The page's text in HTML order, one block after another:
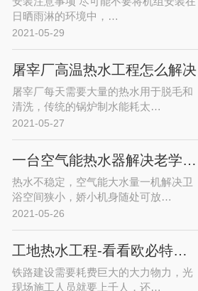
日晒雨淋的环境中，…
2021-05-29
屠宰厂高温热水工程怎么解决
屠宰厂每天需要大量的热水用于脱毛和
清洗，传统的锅炉制水能耗太…
2021-05-27
一台空气能热水器解决老学区房热水…
热水不稳定，空气能大水量一机解决卫
浴空间狭小，娇小机身随处可放…
2021-05-26
工地热水工程-看看欧必特空气能热…
铁路建设需要耗费巨大的大力物力，光
现场施工人员就要上千人，还…